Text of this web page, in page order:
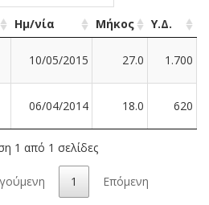
Ημ/νία Μήκος
Υ.Δ.
10/05/2015 27.0 1.700
06/04/2014 18.0 620
1 από 1 σελίδες
1 Επόμενη